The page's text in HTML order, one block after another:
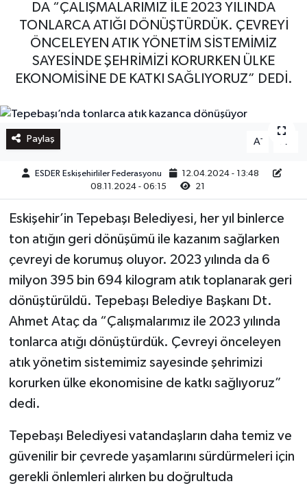
DA “ÇALIŞMALARIMIZ İLE 2023 YILINDA
TONLARCA ATIĞI DÖNÜŞTÜRDÜK. ÇEVREYİ
ÖNCELEYEN ATIK YÖNETİM SİSTEMİMİZ
SAYESİNDE ŞEHRİMİZİ KORURKEN ÜLKE
EKONOMİSİNE DE KATKI SAĞLIYORUZ” DEDİ.
Paylaş A- A
ESDER Eskişehirliler Federasyonu
12.04.2024 - 13:48
08.11.2024 - 06:15
21
Eskişehir’in Tepebaşı Belediyesi, her yıl binlerce
ton atığın geri dönüşümü ile kazanım sağlarken
çevreyi de korumuş oluyor. 2023 yılında da 6
milyon 395 bin 694 kilogram atık toplanarak geri
dönüştürüldü. Tepebaşı Belediye Başkanı Dt.
Ahmet Ataç da “Çalışmalarımız ile 2023 yılında
tonlarca atığı dönüştürdük. Çevreyi önceleyen
atık yönetim sistemimiz sayesinde şehrimizi
korurken ülke ekonomisine de katkı sağlıyoruz”
dedi.
Tepebaşı Belediyesi vatandaşların daha temiz ve
güvenilir bir çevrede yaşamlarını sürdürmeleri için
gerekli önlemleri alırken bu doğrultuda